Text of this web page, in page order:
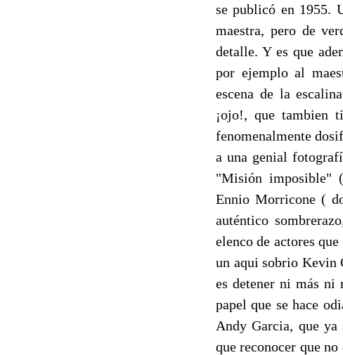
se publicó en 1955.
maestra, pero de
detalle. Y es que
por ejemplo al
escena de la
¡ojo!, que tambien
fenomenalmente
a una genial
"Misión imposible"
Ennio Morricone (
auténtico
elenco de actores
un aqui sobrio Kevin
es detener ni más ni
papel que se hace
Andy Garcia, que ya
que reconocer que